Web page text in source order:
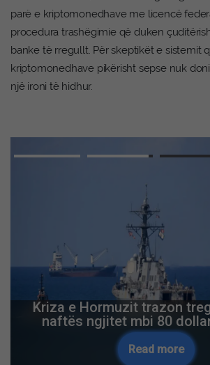
parë e kriptomonedhave me licencë
procedura trashëgimie që duken
banke të rregullt. Për skeptikët e sistemit
kriptomonedhave pikërisht sepse nuk
një ironi të hidhur.
Rritet ndikimi rus në
rreme me IA synojnë
president
Read more
Advertisement